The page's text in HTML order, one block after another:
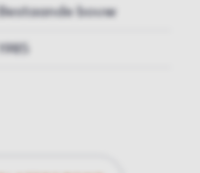
Bestaande bouw
1985